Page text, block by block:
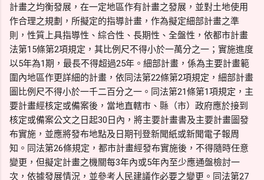
計畫之均衡發展，在一定地區作有計畫之發展，並對土地使用
作合理之規劃，所擬定的指導計畫，作為擬定細部計畫之準
則，性質上具指導性、綜合性、長期性、全盤性，依都市計畫
法第15條第2項規定，其比例尺不得小於一萬分之一；實施進度
以5年為1期，最長不得超過25年。細部計畫，係為主要計畫範
圍內地區作更詳細的計畫，依同法第22條第2項規定，細部計畫
圖比例尺不得小於一千二百分之一。同法第21條第1項規定，主
要計畫經核定或備案後，當地直轄市、縣（市）政府應於接到
核定或備案公文之日起30日內，將主要計畫書及主要計畫圖發
布實施，並應將發布地點及日期刊登新聞紙或新聞電子報周
知。同法第26條規定，都市計畫經發布實施後，不得隨時任意
變更，但擬定計畫之機關每3年內或5年內至少應通盤檢討一
次，依據發展情況，並參考人民建議作必要之變更。同法第27